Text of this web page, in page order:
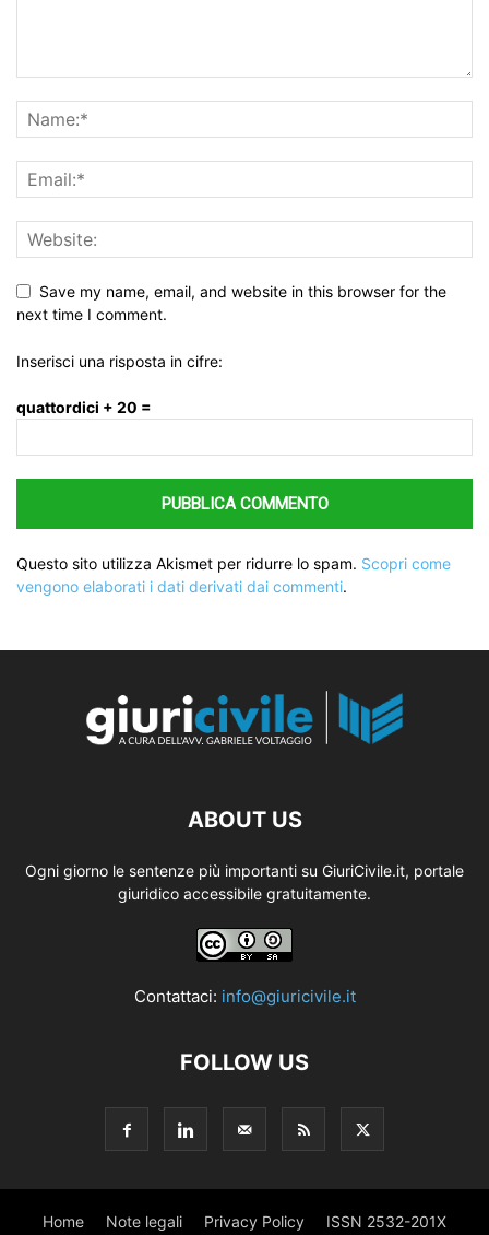
Save my name, email, and website in this browser for the
next time I comment.
Inserisci una risposta in cifre:
quattordici + 20 =
Questo sito utilizza Akismet per ridurre lo spam. Scopri come
vengono elaborati i dati derivati dai commenti.
ABOUT US
Ogni giorno le sentenze più importanti su GiuriCivile.it, portale
giuridico accessibile gratuitamente.
Contattaci: info@giuricivile.it
FOLLOW US
Home Note legali Privacy Policy ISSN 2532-201X